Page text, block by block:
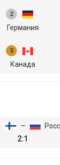
Германия
Канада
—
2:1